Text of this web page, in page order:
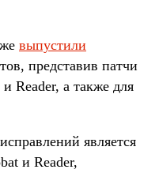
выпустили
представив патчи
Reader, а также для
является
и Reader,